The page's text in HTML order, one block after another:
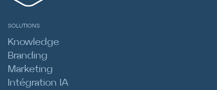
SOLUTIONS
Knowledge
Branding
Marketing
Intégration IA